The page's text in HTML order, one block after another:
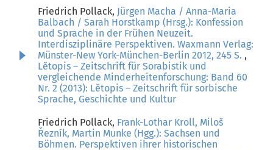
Friedrich Pollack, Jürgen Macha / Anna-Maria
Balbach / Sarah Horstkamp (Hrsg.): Konfession
und Sprache in der Frühen Neuzeit.
Interdisziplinäre Perspektiven. Waxmann Verlag:
Münster-New York-München-Berlin 2012, 245 S. ,
Lětopis – Zeitschrift für Sorabistik und
vergleichende Minderheitenforschung: Band 60
Nr. 2 (2013): Lětopis – Zeitschrift für sorbische
Sprache, Geschichte und Kultur
Friedrich Pollack, Frank-Lothar Kroll, Miloš
Řezník, Martin Munke (Hgg.): Sachsen und
Böhmen. Perspektiven ihrer historischen